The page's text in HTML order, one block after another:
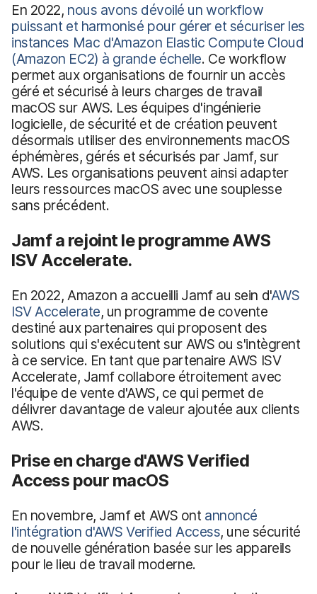
En 2022, nous avons dévoilé un workflow
puissant et harmonisé pour gérer et sécuriser les
instances Mac d'Amazon Elastic Compute Cloud
(Amazon EC2) à grande échelle. Ce workflow
permet aux organisations de fournir un accès
géré et sécurisé à leurs charges de travail
macOS sur AWS. Les équipes d'ingénierie
logicielle, de sécurité et de création peuvent
désormais utiliser des environnements macOS
éphémères, gérés et sécurisés par Jamf, sur
AWS. Les organisations peuvent ainsi adapter
leurs ressources macOS avec une souplesse
sans précédent.
Jamf a rejoint le programme AWS
ISV Accelerate.
En 2022, Amazon a accueilli Jamf au sein d'AWS
ISV Accelerate, un programme de covente
destiné aux partenaires qui proposent des
solutions qui s'exécutent sur AWS ou s'intègrent
à ce service. En tant que partenaire AWS ISV
Accelerate, Jamf collabore étroitement avec
l'équipe de vente d'AWS, ce qui permet de
délivrer davantage de valeur ajoutée aux clients
AWS.
Prise en charge d'AWS Verified
Access pour macOS
En novembre, Jamf et AWS ont annoncé
l'intégration d'AWS Verified Access, une sécurité
de nouvelle génération basée sur les appareils
pour le lieu de travail moderne.